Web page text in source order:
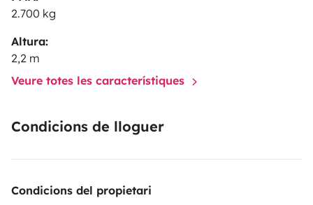
2.700 kg
Altura:
2,2 m
Veure totes les característiques
Condicions de lloguer
Condicions del propietari